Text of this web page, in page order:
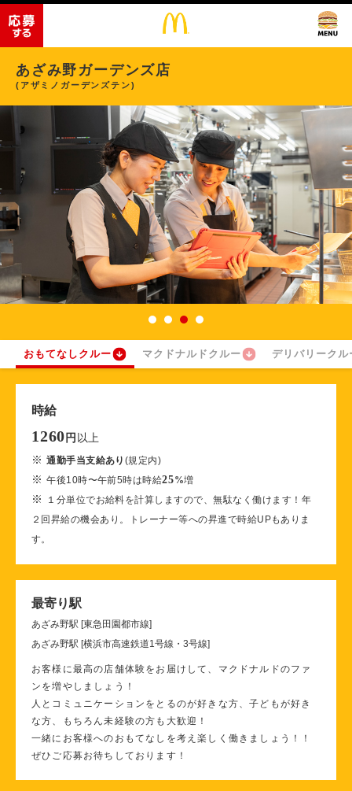
あざみ野ガーデンズ店
(アザミノガーデンズテン)
おもてなしクルー マクドナルドクルー デリバリークル
時給
1260 円 以上
※通勤手当支給あり (規定内)
※午後10時〜午前5時は時給25%増
※
１分単位でお給料を計算しますので、無駄なく働けます！年
２回昇給の機会あり。トレーナー等への昇進で時給UPもありま
す。
最寄り駅
あざみ野駅 [東急田園都市線]
あざみ野駅 [横浜市高速鉄道1号線・3号線]
お客様に最高の店舗体験をお届けして、マクドナルドのファ
ンを増やしましょう！
人とコミュニケーションをとるのが好きな方、子どもが好き
な方、もちろん未経験の方も大歓迎！
一緒にお客様へのおもてなしを考え楽しく働きましょう！！
ぜひご応募お待ちしております！